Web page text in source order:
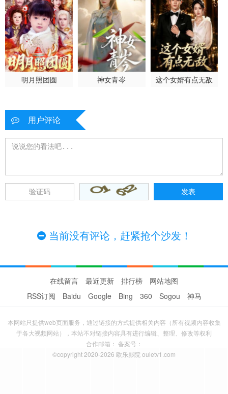
明月照团圆 神女青岑 这个女婿有点无敌
用户评论
当前没有评论，赶紧抢个沙发！
在线留言 最近更新 排行榜
网站地图
RSS订阅
Baidu Google Bing 360 Sogou 神马
本网站只提供web页面服务，通过链接的方式提供相关内容（所有视频内容收集
于各大视频网站），本站不对链接内容具有进行编辑、整理、修改等权利
合作邮箱： 备案号：
©copyright 2020-2026 欧乐影院 ouletv1.com